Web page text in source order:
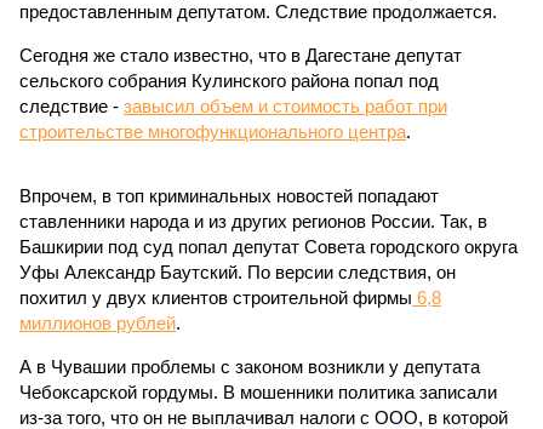
предоставленным депутатом. Следствие продолжается.
Сегодня же стало известно, что в Дагестане депутат
сельского собрания Кулинского района попал под
следствие - завысил объем и стоимость работ при
строительстве многофункционального центра.
Впрочем, в топ криминальных новостей попадают
ставленники народа и из других регионов России. Так, в
Башкирии под суд попал депутат Совета городского округа
Уфы Александр Баутский. По версии следствия, он
похитил у двух клиентов строительной фирмы 6,8
миллионов рублей.
А в Чувашии проблемы с законом возникли у депутата
Чебоксарской гордумы. В мошенники политика записали
из-за того, что он не выплачивал налоги с ООО, в которой